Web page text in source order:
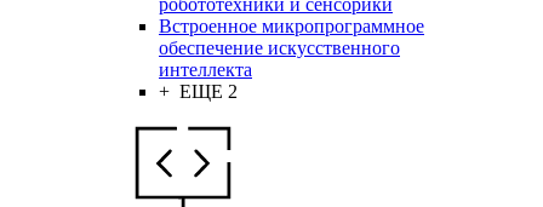
робототехники и сенсорики
Встроенное микропрограммное
обеспечение искусственного
интеллекта
+ ЕЩЕ 2